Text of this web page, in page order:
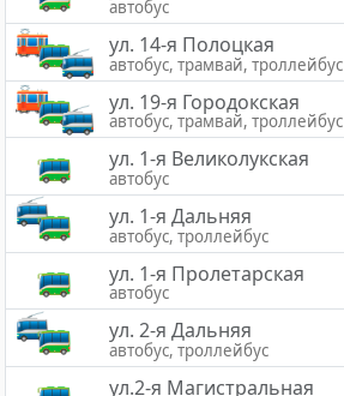
автобус
ул. 14-я Полоцкая
автобус, трамвай, троллейбус
ул. 19-я Городокская
автобус, трамвай, троллейбус
ул. 1-я Великолукская
автобус
ул. 1-я Дальняя
автобус, троллейбус
ул. 1-я Пролетарская
автобус
ул. 2-я Дальняя
автобус, троллейбус
ул.2-я Магистральная